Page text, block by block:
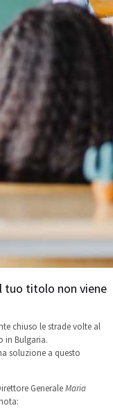
tuo titolo non viene
chiuso le strade volte al
in Bulgaria.
soluzione a questo
GeneraleMaria